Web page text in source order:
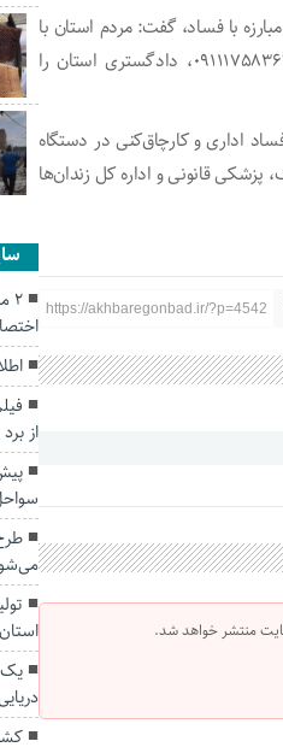
با فساد، گفت: مردم استان با
ارسال گزارش‌های خود به سامانه پیامکی دیده‌بان حفاظت و اطلاعات به شماره ۰۹۱۱۱۷۵۸۳۶۷، دادگستری استان را
اداری و کارچاق‌کنی در دستگاه
پزشکی قانونی و اداره کل زندان‌ها
https://akhbaregonbad.ir/?p=4542
منتشر خواهد شد.
از